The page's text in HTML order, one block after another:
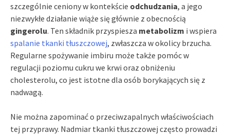
szczególnie ceniony w kontekście odchudzania, a jego
niezwykłe działanie wiąże się głównie z obecnością
gingerolu. Ten składnik przyspiesza metabolizm i wspiera
spalanie tkanki tłuszczowej, zwłaszcza w okolicy brzucha.
Regularne spożywanie imbiru może także pomóc w
regulacji poziomu cukru we krwi oraz obniżeniu
cholesterolu, co jest istotne dla osób borykających się z
nadwagą.
Nie można zapominać o przeciwzapalnych właściwościach
tej przyprawy. Nadmiar tkanki tłuszczowej często prowadzi